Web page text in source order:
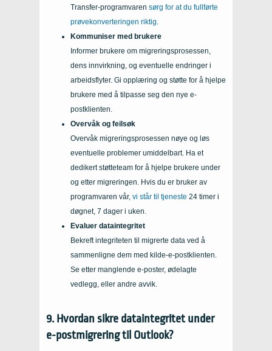
Transfer-programvaren sørg for at du fullførte
prøvekonverteringen riktig
Kommuniser med brukere
Informer brukere om migreringsprosessen,
dens innvirkning, og eventuelle endringer i
arbeidsflyter. Gi opplæring og støtte for å hjelpe
brukere med å tilpasse seg den nye e-
postklienten.
Overvåk og feilsøk
Overvåk migreringsprosessen nøye og løs
eventuelle problemer umiddelbart. Ha et
dedikert støtteteam for å hjelpe brukere under
og etter migreringen. Hvis du er bruker av
programvaren vår, vi står til tjeneste 24 timer i
døgnet, 7 dager i uken.
Evaluer dataintegritet
Bekreft integriteten til migrerte data ved å
sammenligne dem med kilde-e-postklienten.
Se etter manglende e-poster, ødelagte
vedlegg, eller andre avvik.
9. Hvordan sikre dataintegritet under
e-postmigrering til Outlook?